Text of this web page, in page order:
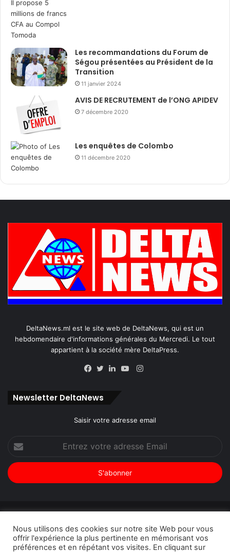
Les recommandations du Forum de
Ségou présentées au Président de la
Transition
11 janvier 2024
AVIS DE RECRUTEMENT de l’ONG APIDEV
7 décembre 2020
Les enquêtes de Colombo
11 décembre 2020
DeltaNews.ml est le site web de DeltaNews, qui est un
hebdomendaire d'informations générales du Mercredi. Le tout
appartient à la société mère DeltaPress.
Instagram
Newsletter DeltaNews
Saisir votre adresse email
votre
adresse
Email
DeltaPress| ConceptionDoucSoft Technologies
Nous utilisons des cookies sur notre site Web pour vous
offrir l'expérience la plus pertinente en mémorisant vos
préférences et en répétant vos visites. En cliquant sur